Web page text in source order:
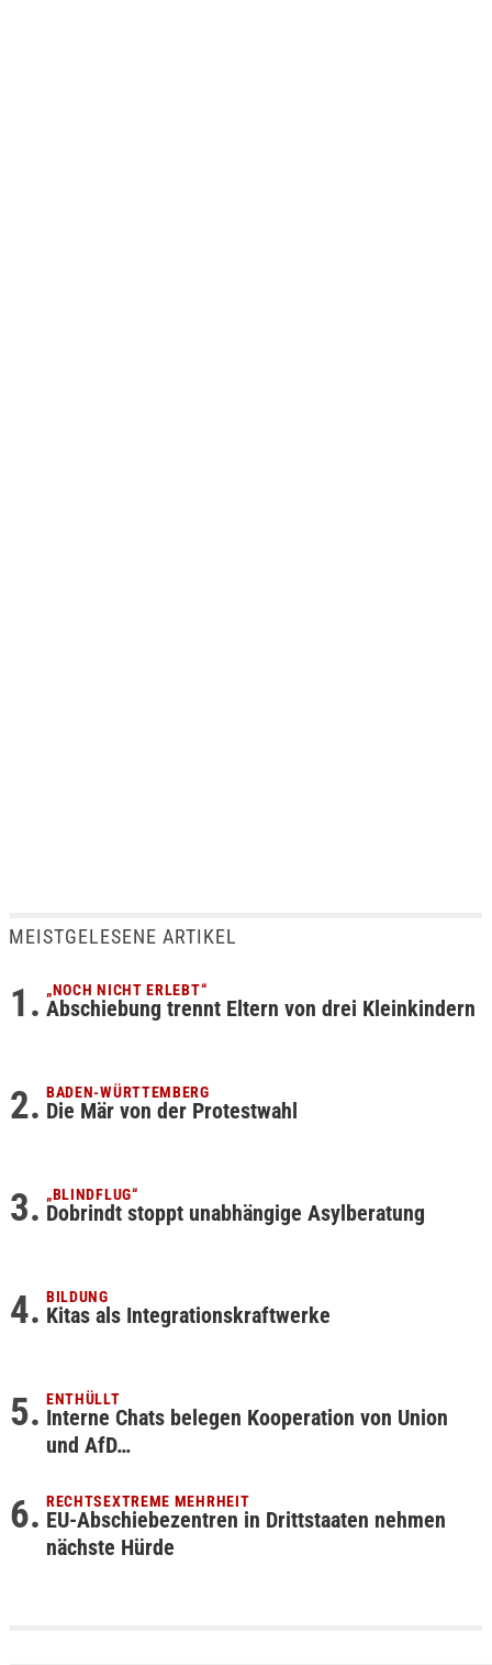
MEISTGELESENE ARTIKEL
„NOCH NICHT ERLEBT“
Abschiebung trennt Eltern von drei Kleinkindern
BADEN-WÜRTTEMBERG
Die Mär von der Protestwahl
„BLINDFLUG“
Dobrindt stoppt unabhängige Asylberatung
BILDUNG
Kitas als Integrationskraftwerke
ENTHÜLLT
Interne Chats belegen Kooperation von Union
und AfD…
RECHTSEXTREME MEHRHEIT
EU-Abschiebezentren in Drittstaaten nehmen
nächste Hürde